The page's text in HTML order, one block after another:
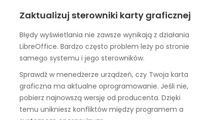
Zaktualizuj sterowniki karty graficznej
Błędy wyświetlania nie zawsze wynikają z działania
LibreOffice. Bardzo często problem leży po stronie
samego systemu i jego sterowników.
Sprawdź w menedżerze urządzeń, czy Twoja karta
graficzna ma aktualne oprogramowanie. Jeśli nie,
pobierz najnowszą wersję od producenta. Dzięki
temu unikniesz konfliktów między programem a